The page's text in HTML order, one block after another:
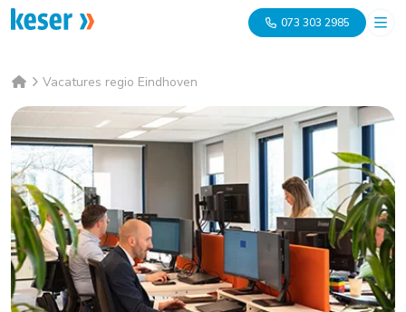
073 303 2985
Vacatures regio Eindhoven